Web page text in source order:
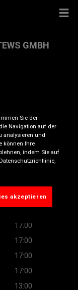
GMBH
17:00
17:00
17:00
17:00
13:00
Sie der
Navigation auf der
analysieren und
können Ihre
indem Sie auf
akzeptieren